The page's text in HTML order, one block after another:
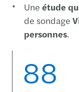
Une étude
de sondage
personnes.
88